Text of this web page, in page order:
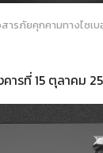
ารภัยคุกคามทางไซเบ
ารที่ 15 ตุลาคม